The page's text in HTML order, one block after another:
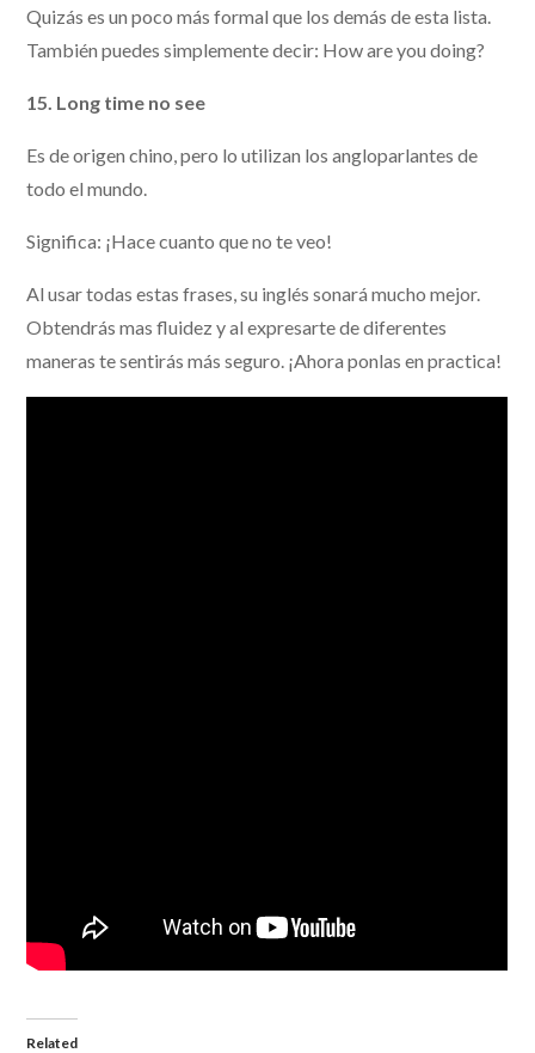
Quizás es un poco más formal que los demás de esta lista.
También puedes simplemente decir: How are you doing?
15. Long time no see
Es de origen chino, pero lo utilizan los angloparlantes de
todo el mundo.
Significa: ¡Hace cuanto que no te veo!
Al usar todas estas frases, su inglés sonará mucho mejor.
Obtendrás mas fluidez y al expresarte de diferentes
maneras te sentirás más seguro. ¡Ahora ponlas en practica!
Related